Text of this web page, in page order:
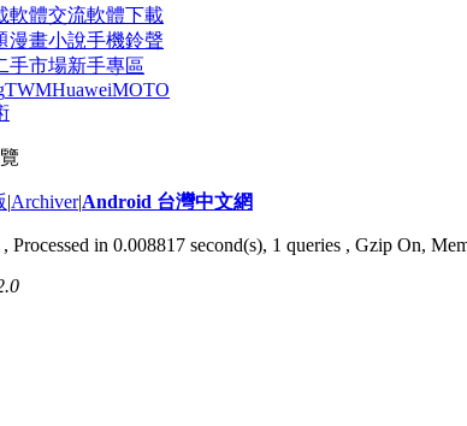
軟體交流軟體下載
漫畫小說手機鈴聲
手市場新手專區
TWMHuaweiMOTO
|Archiver|Android 台灣中文網
, Processed in 0.008817 second(s), 1 queries , Gzip On,